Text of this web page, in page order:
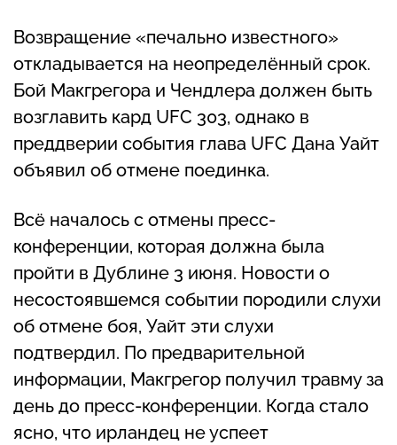
Возвращение «печально известного»
откладывается на неопределённый срок.
Бой Макгрегора и Чендлера должен быть
возглавить кард UFC 303, однако в
преддверии события глава UFC Дана Уайт
объявил об отмене поединка.
Всё началось с отмены пресс-
конференции, которая должна была
пройти в Дублине 3 июня. Новости о
несостоявшемся событии породили слухи
об отмене боя, Уайт эти слухи
подтвердил. По предварительной
информации, Макгрегор получил травму за
день до пресс-конференции. Когда стало
ясно, что ирландец не успеет